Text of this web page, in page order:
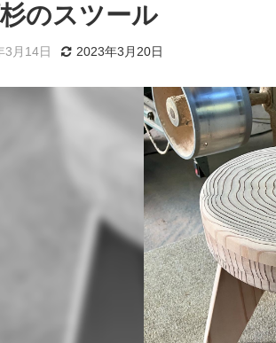
のスツール
3月14日 2023年3月20日